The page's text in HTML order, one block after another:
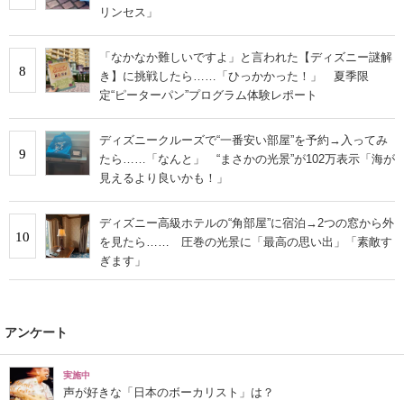
リンセス」
8
「なかなか難しいですよ」と言われた【ディズニー謎解
き】に挑戦したら……「ひっかかった！」 夏季限
定“ピーターパン”プログラム体験レポート
9
ディズニークルーズで“一番安い部屋”を予約→入ってみ
たら……「なんと」 “まさかの光景”が102万表示「海が
見えるより良いかも！」
10
ディズニー高級ホテルの“角部屋”に宿泊→2つの窓から外
を見たら…… 圧巻の光景に「最高の思い出」「素敵す
ぎます」
アンケート
実施中
声が好きな「日本のボーカリスト」は？